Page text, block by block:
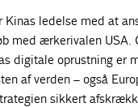
ledelse med at
med ærkerivalen USA.
digitale oprustning er
af verden – også
sikkert